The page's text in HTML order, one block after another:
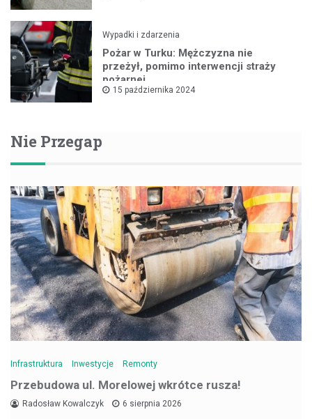
Wypadki i zdarzenia
Pożar w Turku: Mężczyzna nie
przeżył, pomimo interwencji straży
pożarnej
15 października 2024
Nie Przegap
Infrastruktura Inwestycje Remonty
Przebudowa ul. Morelowej wkrótce rusza!
Radosław Kowalczyk 6 sierpnia 2026